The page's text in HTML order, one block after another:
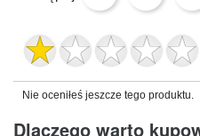
Nie oceniłeś jeszcze tego produktu.
Dlaczego warto